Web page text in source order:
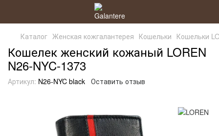
Каталог Женская кожгалантерея Кошельки Кошельки
Кошелек женский кожаный LOREN
N26-NYC-1373
Артикул: N26-NYC black Оставить отзыв